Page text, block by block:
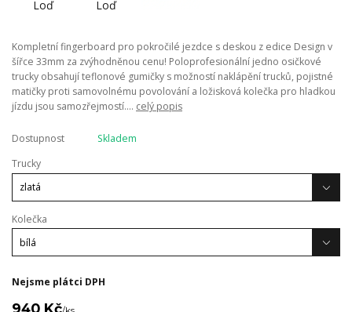
Kompletní fingerboard pro pokročilé jezdce s deskou z edice Design v
šířce 33mm za zvýhodněnou cenu! Poloprofesionální jedno osičkové
trucky obsahují teflonové gumičky s možností naklápění trucků, pojistné
matičky proti samovolnému povolování a ložisková kolečka pro hladkou
jízdu jsou samozřejmostí.... celý popis
Dostupnost
Skladem
Trucky
Kolečka
Nejsme plátci DPH